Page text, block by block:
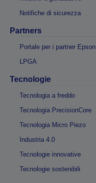
Notifiche di sicurezza
Partners
Portale per i partner Epson
LPGA
Tecnologie
Tecnologia a freddo
Tecnologia PrecisionCore
Tecnologia Micro Piezo
Industria 4.0
Tecnologie innovative
Tecnologie sostenibili